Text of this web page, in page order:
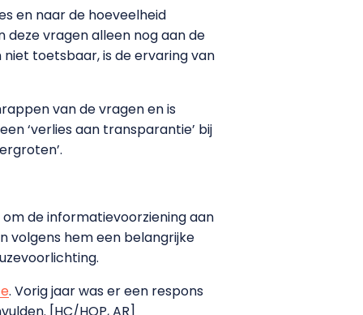
en naar de hoeveelheid
deze vragen alleen nog aan de
toetsbaar, is de ervaring van
van de vragen en is
‘verlies aan transparantie’ bij
de informatievoorziening aan
volgens hem een belangrijke
. Vorig jaar was er een respons
[HC/HOP, AR]